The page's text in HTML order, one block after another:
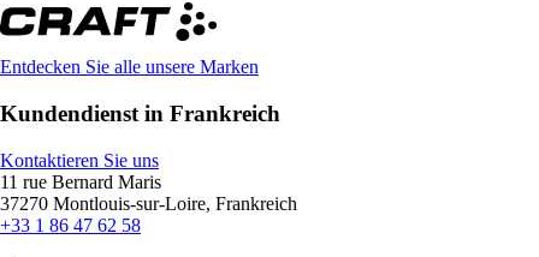
Entdecken Sie alle unsere Marken
Kundendienst in Frankreich
Kontaktieren Sie uns
11 rue Bernard Maris
37270 Montlouis-sur-Loire, Frankreich
+33 1 86 47 62 58